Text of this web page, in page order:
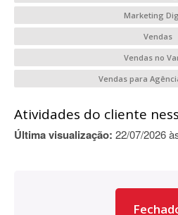
Marketing
Vendas
Vendas no
Vendas para
Atividades do cliente
Última visualização: 22/07/2026